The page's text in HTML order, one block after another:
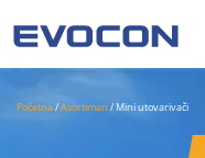
Početna/Asortiman / Mini utovarivači